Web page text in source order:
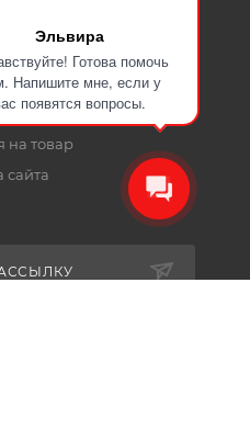
Эльвира
Готова помочь
Напишите мне, если у
появятся вопросы.
ЛКМ
оплаты
на товар
сайта